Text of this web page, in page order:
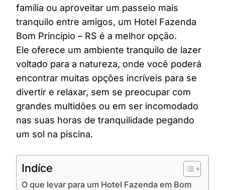
família ou aproveitar um passeio mais
tranquilo entre amigos, um Hotel Fazenda
Bom Princípio – RS é a melhor opção.
Ele oferece um ambiente tranquilo de lazer
voltado para a natureza, onde você poderá
encontrar muitas opções incríveis para se
divertir e relaxar, sem se preocupar com
grandes multidões ou em ser incomodado
nas suas horas de tranquilidade pegando
um sol na piscina.
Indíce
O que levar para um Hotel Fazenda em Bom